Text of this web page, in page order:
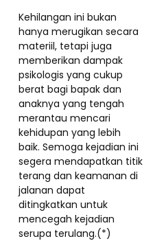
Kehilangan ini bukan
hanya merugikan secara
materiil, tetapi juga
memberikan dampak
psikologis yang cukup
berat bagi bapak dan
anaknya yang tengah
merantau mencari
kehidupan yang lebih
baik. Semoga kejadian ini
segera mendapatkan titik
terang dan keamanan di
jalanan dapat
ditingkatkan untuk
mencegah kejadian
serupa terulang.(*)